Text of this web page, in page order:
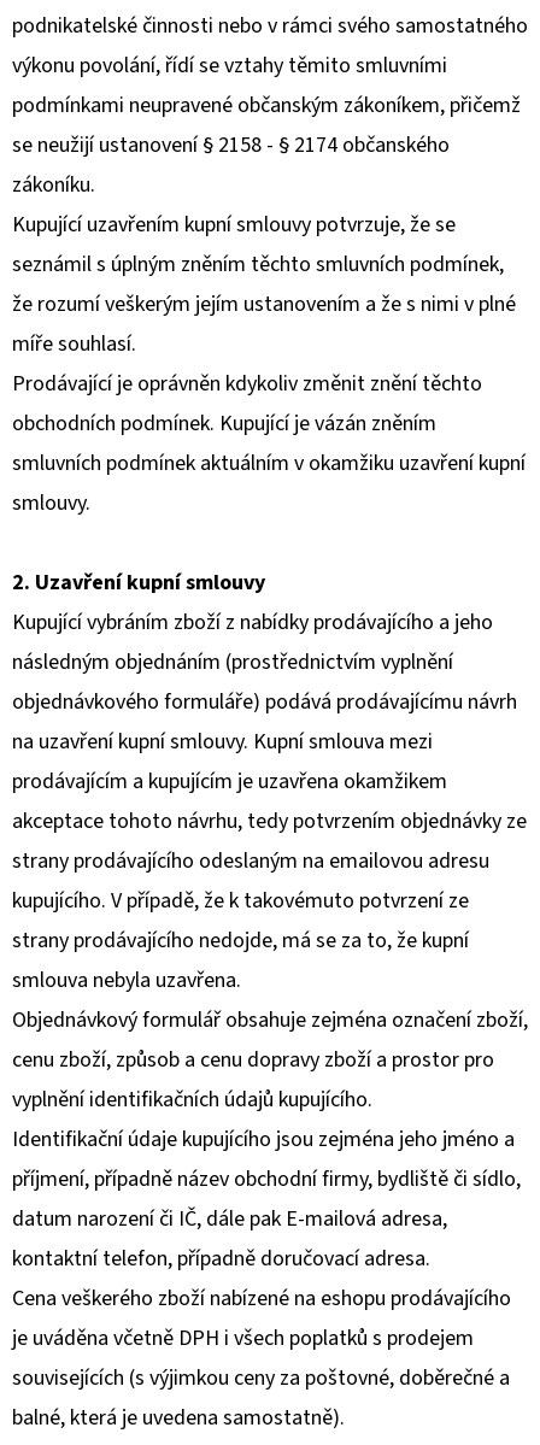
podnikatelské činnosti nebo v rámci svého samostatného
výkonu povolání, řídí se vztahy těmito smluvními
podmínkami neupravené občanským zákoníkem, přičemž
se neužijí ustanovení § 2158 - § 2174 občanského
zákoníku.
Kupující uzavřením kupní smlouvy potvrzuje, že se
seznámil s úplným zněním těchto smluvních podmínek,
že rozumí veškerým jejím ustanovením a že s nimi v plné
míře souhlasí.
Prodávající je oprávněn kdykoliv změnit znění těchto
obchodních podmínek. Kupující je vázán zněním
smluvních podmínek aktuálním v okamžiku uzavření kupní
smlouvy.
2. Uzavření kupní smlouvy
Kupující vybráním zboží z nabídky prodávajícího a jeho
následným objednáním (prostřednictvím vyplnění
objednávkového formuláře) podává prodávajícímu návrh
na uzavření kupní smlouvy. Kupní smlouva mezi
prodávajícím a kupujícím je uzavřena okamžikem
akceptace tohoto návrhu, tedy potvrzením objednávky ze
strany prodávajícího odeslaným na emailovou adresu
kupujícího. V případě, že k takovémuto potvrzení ze
strany prodávajícího nedojde, má se za to, že kupní
smlouva nebyla uzavřena.
Objednávkový formulář obsahuje zejména označení zboží,
cenu zboží, způsob a cenu dopravy zboží a prostor pro
vyplnění identifikačních údajů kupujícího.
Identifikační údaje kupujícího jsou zejména jeho jméno a
příjmení, případně název obchodní firmy, bydliště či sídlo,
datum narození či IČ, dále pak E-mailová adresa,
kontaktní telefon, případně doručovací adresa.
Cena veškerého zboží nabízené na eshopu prodávajícího
je uváděna včetně DPH i všech poplatků s prodejem
souvisejících (s výjimkou ceny za poštovné, doběrečné a
balné, která je uvedena samostatně).